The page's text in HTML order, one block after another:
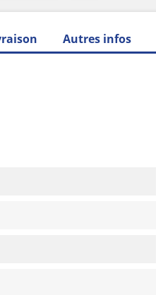
Autres infos